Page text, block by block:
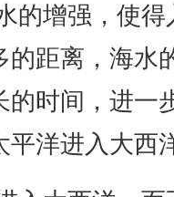
的增强，使
的距离，海水
的时间，进一
平洋进入大西